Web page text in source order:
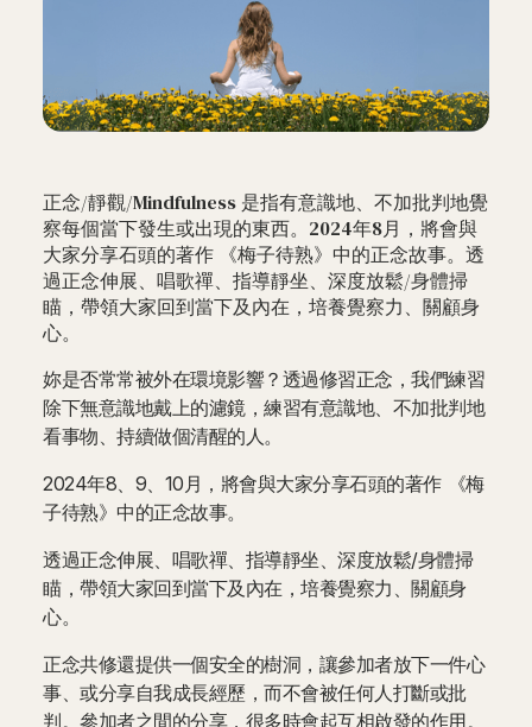
‍正念/靜觀/Mindfulness 是指有意識地、不加批判地覺
察每個當下發生或出現的東西。2024年8月，將會與
大家分享石頭的著作 《梅子待熟》中的正念故事。透
過正念伸展、唱歌禪、指導靜坐、深度放鬆/身體掃
瞄，帶領大家回到當下及內在，培養覺察力、關顧身
心。
妳是否常常被外在環境影響？透過修習正念，我們練習
除下無意識地戴上的濾鏡，練習有意識地、不加批判地
看事物、持續做個清醒的人。
2024年8、9、10月，將會與大家分享石頭的著作 《梅
子待熟》中的正念故事。
透過正念伸展、唱歌禪、指導靜坐、深度放鬆/身體掃
瞄，帶領大家回到當下及內在，培養覺察力、關顧身
心。
正念共修還提供一個安全的樹洞，讓參加者放下一件心
事、或分享自我成長經歷，而不會被任何人打斷或批
判。參加者之間的分享，很多時會起互相啟發的作用。